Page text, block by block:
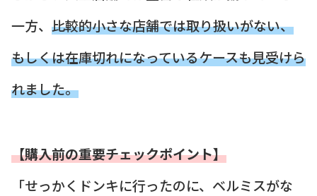
一方、 比較的小さな店舗では取り扱いがない、
もしくは在庫切れになっているケースも見受けら
れました。
【購入前の重要チェックポイント】
「せっかくドンキに行ったのに、ベルミスがな